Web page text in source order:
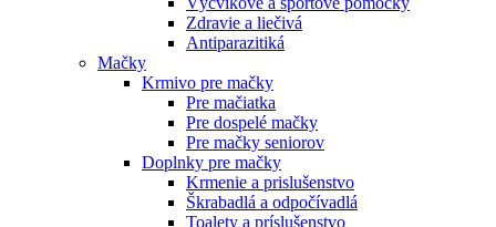
Zdravie a liečivá
Antiparazitiká
Mačky
Krmivo pre mačky
Pre mačiatka
Pre dospelé mačky
Pre mačky seniorov
Doplnky pre mačky
Krmenie a prislušenstvo
Škrabadlá a odpočívadlá
Toalety а príslušenstvo